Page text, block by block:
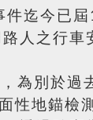
迄今已
人之行車
為別於過
性地錨檢